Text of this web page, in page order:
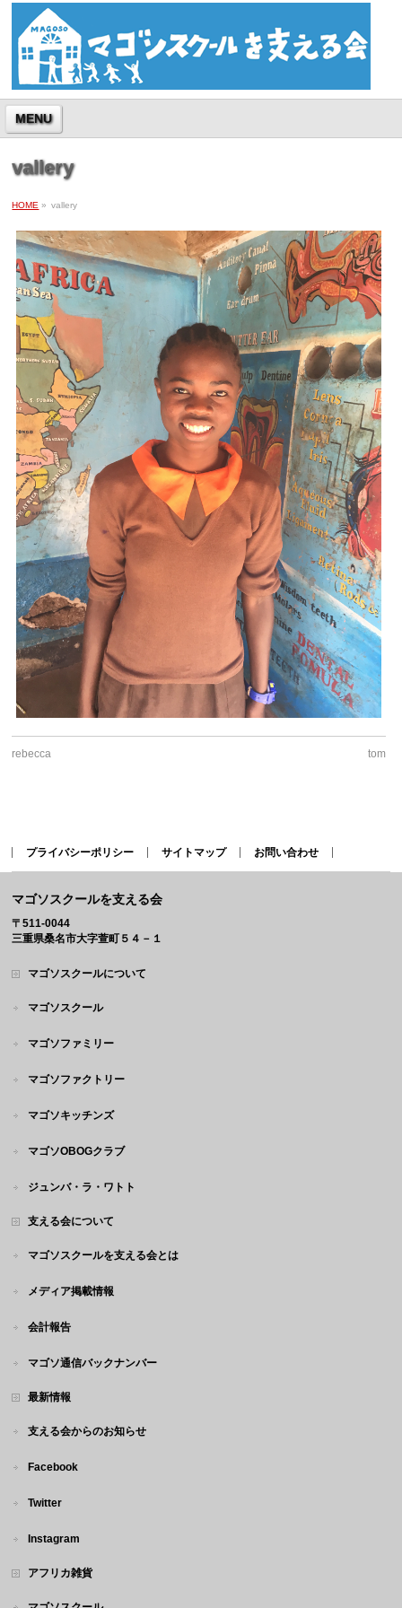
MENU
vallery
HOME » vallery
rebecca tom
プライバシーポリシー サイトマップ お問い合わせ
マゴソスクールを支える会
〒511-0044
三重県桑名市大字萱町５４－１
マゴソスクールについて
マゴソスクール
マゴソファミリー
マゴソファクトリー
マゴソキッチンズ
マゴソOBOGクラブ
ジュンバ・ラ・ワトト
支える会について
マゴソスクールを支える会とは
メディア掲載情報
会計報告
マゴソ通信バックナンバー
最新情報
支える会からのお知らせ
Facebook
Twitter
Instagram
アフリカ雑貨